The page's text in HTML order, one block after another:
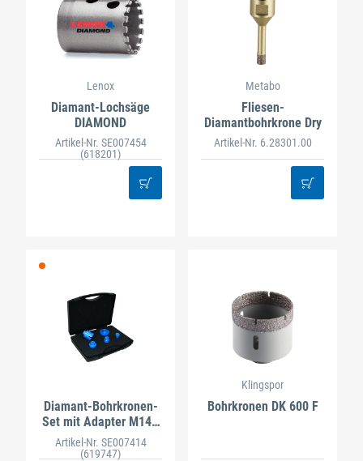
Lenox
Diamant-Lochsäge
DIAMOND
Artikel-Nr. SE007454
(618201)
Metabo
Fliesen-
Diamantbohrkrone Dry
Artikel-Nr. 6.28301.00
Diamant-Bohrkronen-
Set mit Adapter M14 -
Sechskant
Artikel-Nr. SE007414
(619747)
Klingspor
Bohrkronen DK 600 F